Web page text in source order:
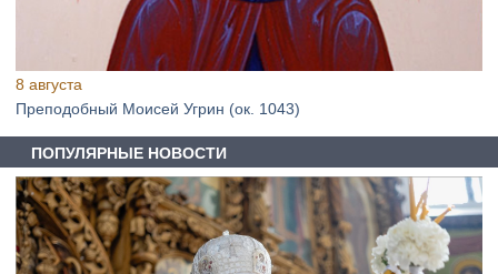
8 августа
Преподобный Моисей Угрин (ок. 1043)
ПОПУЛЯРНЫЕ НОВОСТИ